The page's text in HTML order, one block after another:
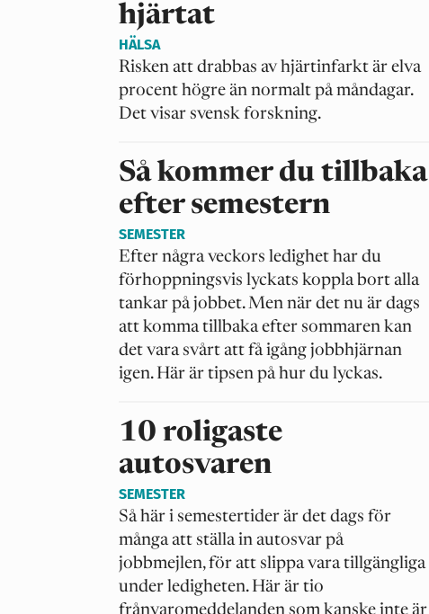
hjärtat
Risken att drabbas av hjärtinfarkt är elva
procent högre än normalt på måndagar.
Det visar svensk forskning.
HÄLSA
Så kommer du tillbaka
efter semestern
Efter några veckors ledighet har du
förhoppningsvis lyckats koppla bort alla
tankar på jobbet. Men när det nu är dags
att komma tillbaka efter sommaren kan
det vara svårt att få igång jobbhjärnan
igen. Här är tipsen på hur du lyckas.
SEMESTER
10 roligaste
autosvaren
Så här i semestertider är det dags för
många att ställa in autosvar på
jobbmejlen, för att slippa vara tillgängliga
under ledigheten. Här är tio
frånvaromeddelanden som kanske inte är
SEMESTER